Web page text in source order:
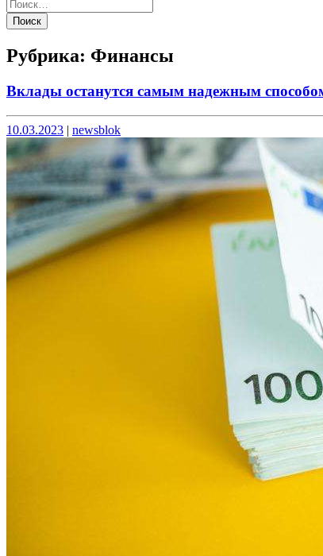
Рубрика: Финансы
Вклады останутся самым надежным
Опубликовано
10.03.2023 | Опубликовано
newsblok